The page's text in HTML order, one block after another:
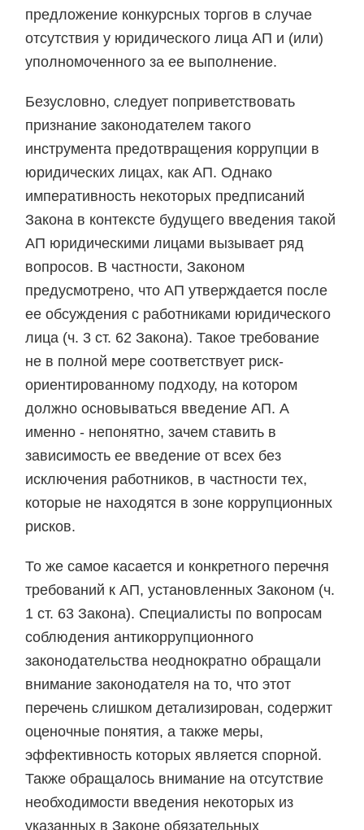
предложение конкурсных торгов в случае
отсутствия у юридического лица АП и (или)
уполномоченного за ее выполнение.
Безусловно, следует поприветствовать
признание законодателем такого
инструмента предотвращения коррупции в
юридических лицах, как АП. Однако
императивность некоторых предписаний
Закона в контексте будущего введения такой
АП юридическими лицами вызывает ряд
вопросов. В частности, Законом
предусмотрено, что АП утверждается после
ее обсуждения с работниками юридического
лица (ч. 3 ст. 62 Закона). Такое требование
не в полной мере соответствует риск-
ориентированному подходу, на котором
должно основываться введение АП. А
именно - непонятно, зачем ставить в
зависимость ее введение от всех без
исключения работников, в частности тех,
которые не находятся в зоне коррупционных
рисков.
То же самое касается и конкретного перечня
требований к АП, установленных Законом (ч.
1 ст. 63 Закона). Специалисты по вопросам
соблюдения антикоррупционного
законодательства неоднократно обращали
внимание законодателя на то, что этот
перечень слишком детализирован, содержит
оценочные понятия, а также меры,
эффективность которых является спорной.
Также обращалось внимание на отсутствие
необходимости введения некоторых из
указанных в Законе обязательных